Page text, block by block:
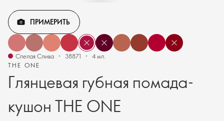
THE ONE
Глянцевая губная помада-
кушон THE ONE
ПРИМЕРИТЬ
Спелая Слива 38871 4 мл.